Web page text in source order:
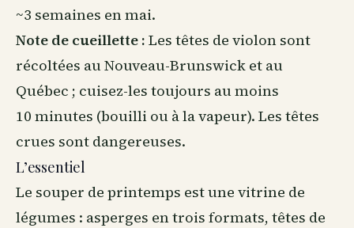
~3 semaines en mai.
Note de cueillette : Les têtes de violon sont
récoltées au Nouveau-Brunswick et au
Québec ; cuisez-les toujours au moins
10 minutes (bouilli ou à la vapeur). Les têtes
crues sont dangereuses.
L’essentiel
Le souper de printemps est une vitrine de
légumes : asperges en trois formats, têtes de